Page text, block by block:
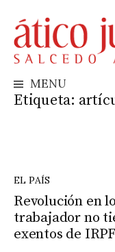
to
content
MENU
Etiqueta:
EL PAÍS
Revolución en
trabajador no
exentos de IRPF